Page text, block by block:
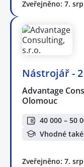
Zveřejněno: 7.
Nástrojář -
Advantage
Olomouc
40 000 – 50
Vhodné
Zveřejněno: 7.